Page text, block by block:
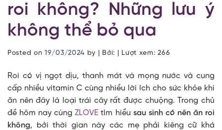
roi không? Những lưu ý
không thể bỏ qua
Posted on 19/03/2024 by | Bởi: | Lượt xem:266
Roi có vị ngọt dịu, thanh mát và mọng nước và cung
cấp nhiều vitamin C cùng nhiều lời ích cho sức khỏe khi
ăn nên đây là loại trái cây rất được chuộng. Trong chủ
đề hôm nay cùngZLOVE tìm hiểu sau sinh có nên ăn roi
không, bởi thời gian này các mẹ phải kiêng cữ khá